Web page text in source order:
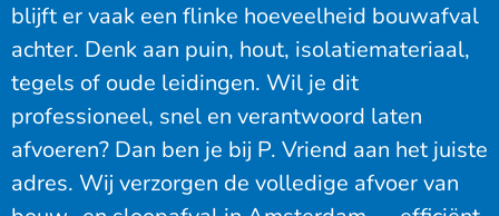
blijft er vaak een flinke hoeveelheid bouwafval
achter. Denk aan puin, hout, isolatiemateriaal,
tegels of oude leidingen. Wil je dit
professioneel, snel en verantwoord laten
afvoeren? Dan ben je bij P. Vriend aan het juiste
adres. Wij verzorgen de volledige afvoer van